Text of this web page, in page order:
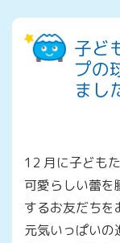
子ど
プの
まし
12 月に子ども
可愛らしい蕾を
するお友だちを
元気いっぱいの